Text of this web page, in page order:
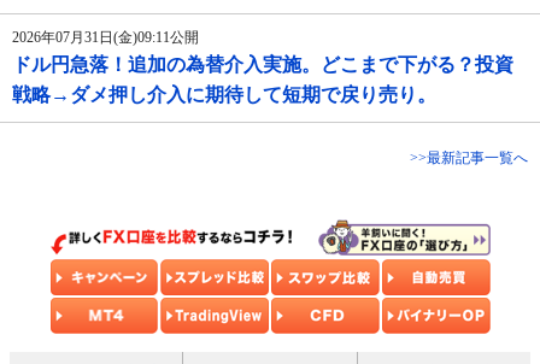
2026年07月31日(金)09:11公開
ドル円急落！追加の為替介入実施。どこまで下がる？投資
戦略→ダメ押し介入に期待して短期で戻り売り。
>>最新記事一覧へ